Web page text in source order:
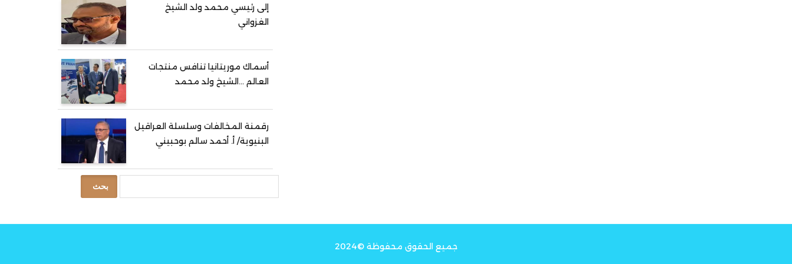
إلى رئيسي محمد ولد الشيخ
الغزواني
أسماك موريتانيا تنافس منتجات
العالم …الشيخ ولد محمد
رقمنة المخالفات وسلسلة العراقيل
البنيوية/ أ. أحمد سالم بوحبيني
جميع الحقوق محفوظة ©2024